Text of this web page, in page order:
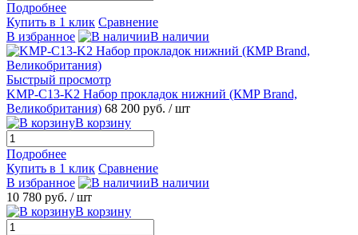
Подробнее
Купить в 1 клик Сравнение
В избранное
В наличии
Быстрый просмотр
KMP-C13-K2 Набор прокладок нижний (КMP Brand,
Великобритания) 68 200 руб. / шт
В корзину
Подробнее
Купить в 1 клик Сравнение
В избранное
В наличии
10 780 руб. / шт
В корзину